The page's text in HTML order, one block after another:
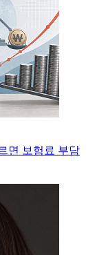
면 보험료 부담